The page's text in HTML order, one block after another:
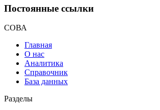
Постоянные ссылки
СОВА
Главная
О нас
Аналитика
Справочник
База данных
Разделы